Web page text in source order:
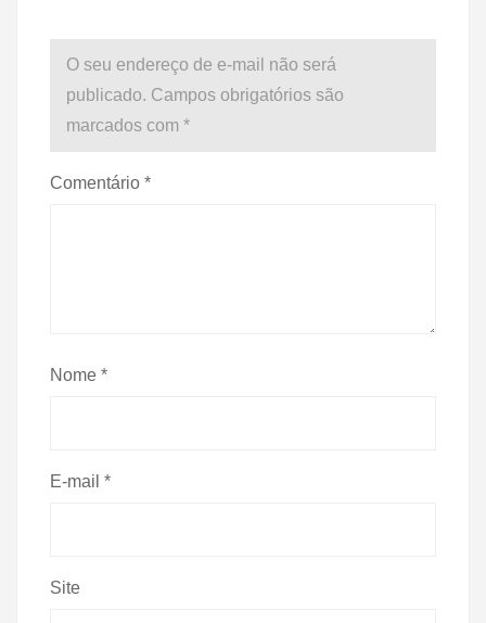
O seu endereço de e-mail não será
publicado. Campos obrigatórios são
marcados com *
Comentário *
Nome *
E-mail *
Site